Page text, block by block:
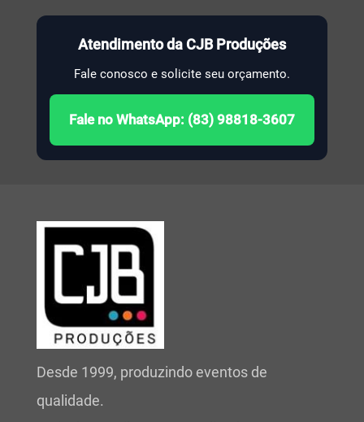
Atendimento da CJB Produções
Fale conosco e solicite seu orçamento.
Fale no WhatsApp: (83) 98818-3607
Desde 1999, produzindo eventos de
qualidade.